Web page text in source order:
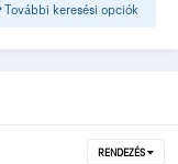
További keresési opciók
RENDEZÉS